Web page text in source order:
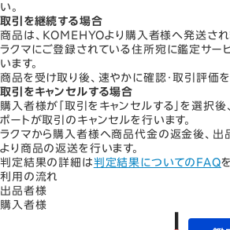
い。
取引を継続する場合
商品は、KOMEHYOより購入者様へ発送され
ラクマにご登録されている住所宛に鑑定サー
います。
商品を受け取り後、速やかに確認・取引評価を
取引をキャンセルする場合
購入者様が「取引をキャンセルする」を選択後
ポートが取引のキャンセルを行います。
ラクマから購入者様へ商品代金の返金後、
より商品の返送を行います。
判定結果の詳細は判定結果についてのFAQ
利用の流れ
出品者様
購入者様